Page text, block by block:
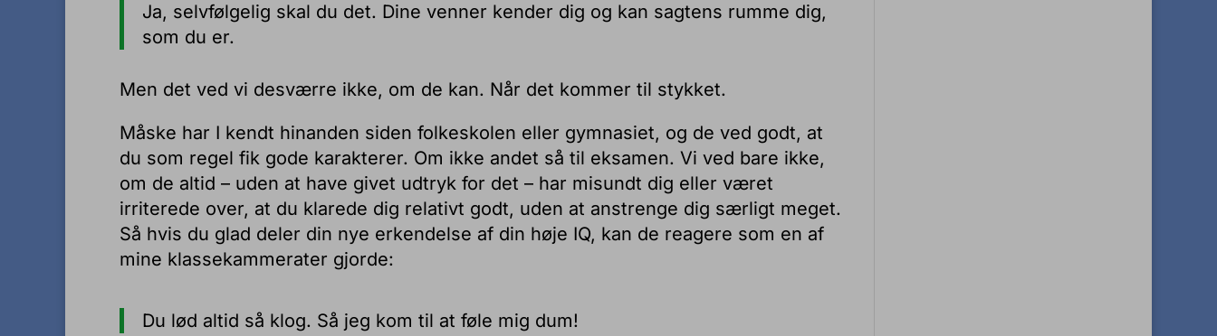
Ja, selvfølgelig skal du det. Dine venner kender dig og kan sagtens rumme dig,
som du er.
Men det ved vi desværre ikke, om de kan. Når det kommer til stykket.
Måske har I kendt hinanden siden folkeskolen eller gymnasiet, og de ved godt, at
du som regel fik gode karakterer. Om ikke andet så til eksamen. Vi ved bare ikke,
om de altid – uden at have givet udtryk for det – har misundt dig eller været
irriterede over, at du klarede dig relativt godt, uden at anstrenge dig særligt meget.
Så hvis du glad deler din nye erkendelse af din høje IQ, kan de reagere som en af
mine klassekammerater gjorde:
Du lød altid så klog. Så jeg kom til at føle mig dum!